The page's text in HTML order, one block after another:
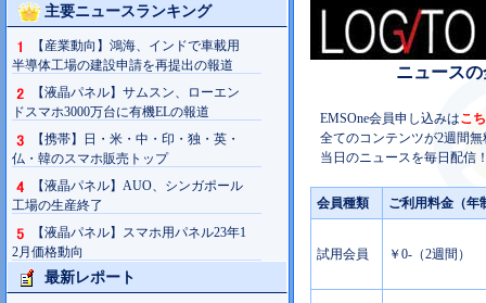
主要ニュースランキング
【産業動向】鴻海、インドで車載用
半導体工場の建設申請を再提出の報道
【液晶パネル】サムスン、ローエン
ドスマホ3000万台に有機ELの報道
【携帯】日・米・中・印・独・英・
仏・韓のスマホ販売トップ
【液晶パネル】AUO、シンガポール
工場の生産終了
【液晶パネル】スマホ用パネル23年1
2月価格動向
最新レポート
ニュース
EMSOne会員申し込みはこ
全てのコンテンツが2週間
当日のニュースを毎日配信
会員種類 ご利用料金（年
試用会員 ￥0-（2週間）